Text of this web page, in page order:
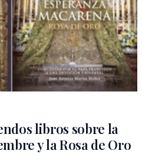
libros sobre la
y la Rosa de Oro